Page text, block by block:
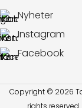
Nyheter
Instagram
Facebook
Copyright © 2026
rights reserved​​.